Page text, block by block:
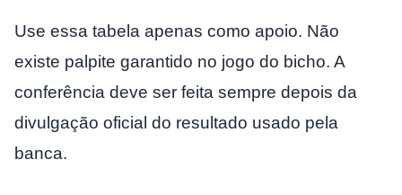
Use essa tabela apenas como apoio. Não
existe palpite garantido no jogo do bicho. A
conferência deve ser feita sempre depois da
divulgação oficial do resultado usado pela
banca.